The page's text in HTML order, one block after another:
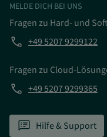
MELDE DICH BEI UNS
Fragen zu Hard- und
phone +49 5207 9299122
Fragen zu Cloud-
phone +49 5207 9299365
speaker_notes Hilfe & Support